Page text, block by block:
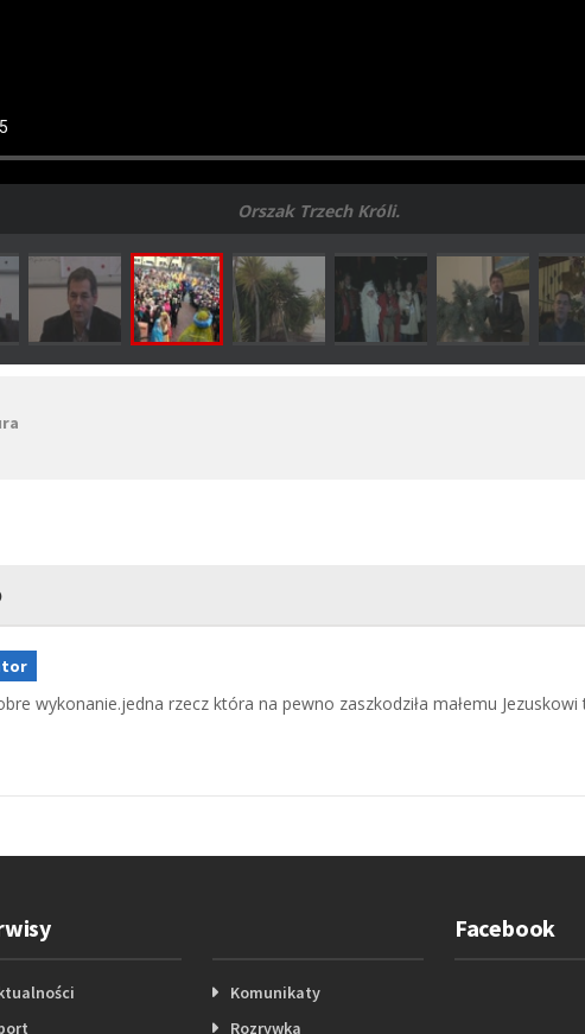
Orszak Trzech Króli.
wykonanie.jedna rzecz która na pewno zaszkodziła małemu
Komunikaty
Rozrywka
Facebook